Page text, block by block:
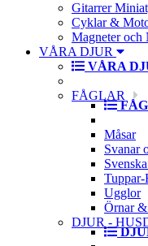
Gitarrer
Cyklar &
Magneter och
VÅRA DJUR
VÅRA
FÅGLAR
Måsar
Svanar
Ugglor
Örnar
DJUR -